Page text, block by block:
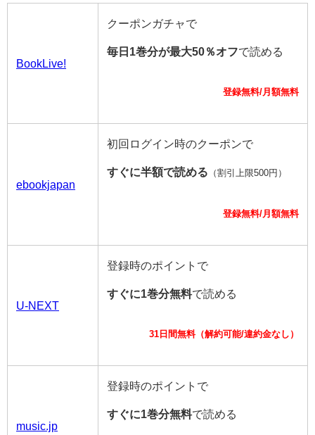
BookLive!
クーポンガチャで
毎日1巻分が最大50％オフで読める
登録無料/月額無料
ebookjapan
初回ログイン時のクーポンで
すぐに半額で読める （割引上限500円）
登録無料/月額無料
U-NEXT
登録時のポイントで
すぐに1巻分無料で読める
31日間無料（解約可能/違約金なし）
music.jp
登録時のポイントで
すぐに1巻分無料で読める